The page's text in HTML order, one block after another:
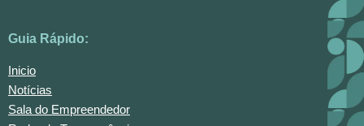
Guia Rápido:
Inicio
Notícias
Sala do Empreendedor